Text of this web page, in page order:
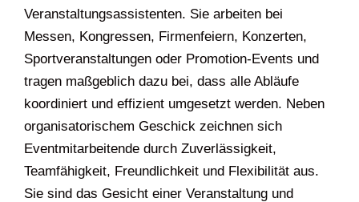
Veranstaltungsassistenten. Sie arbeiten bei
Messen, Kongressen, Firmenfeiern, Konzerten,
Sportveranstaltungen oder Promotion-Events und
tragen maßgeblich dazu bei, dass alle Abläufe
koordiniert und effizient umgesetzt werden. Neben
organisatorischem Geschick zeichnen sich
Eventmitarbeitende durch Zuverlässigkeit,
Teamfähigkeit, Freundlichkeit und Flexibilität aus.
Sie sind das Gesicht einer Veranstaltung und